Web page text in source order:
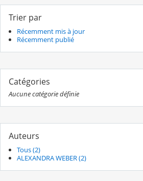
Trier par
Récemment mis à jour
Récemment publié
Catégories
Aucune catégorie définie
Auteurs
Tous (2)
ALEXANDRA WEBER (2)